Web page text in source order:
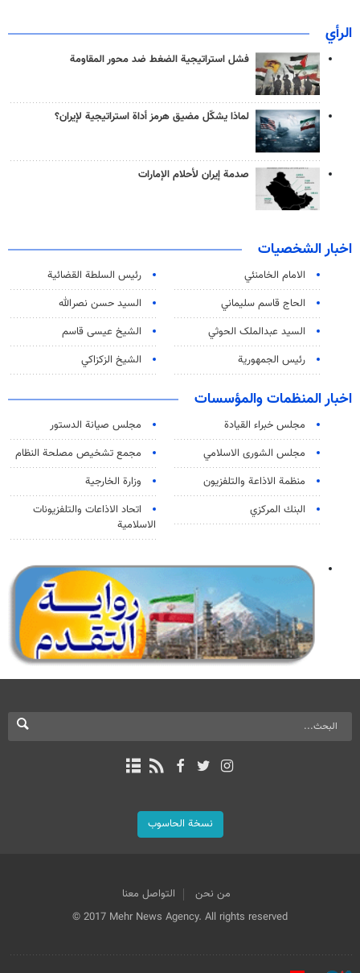
الرأي
فشل استراتيجية الضغط ضد محور المقاومة
لماذا يشكّل مضيق هرمز أداة استراتيجية لإيران؟
صدمة إيران لأحلام الإمارات
اخبار الشخصيات
الامام الخامنئي
رئیس السلطة القضائیة
الحاج قاسم سليماني
السيد حسن نصرالله
السید عبدالملک الحوثي
الشيخ عيسى قاسم
رئيس الجمهورية
الشيخ الزكزاكي
اخبار المنظمات والمؤسسات
مجلس خبراء القيادة
مجلس صيانة الدستور
مجلس الشورى الاسلامي
مجمع تشخيص مصلحة النظام
منظمة الاذاعة والتلفزیون
وزارة الخارجية
البنك المركزي
اتحاد الاذاعات والتلفزيونات
الاسلامية
نسخة الحاسوب
من نحن
التواصل معنا
© 2017 Mehr News Agency. All rights reserved